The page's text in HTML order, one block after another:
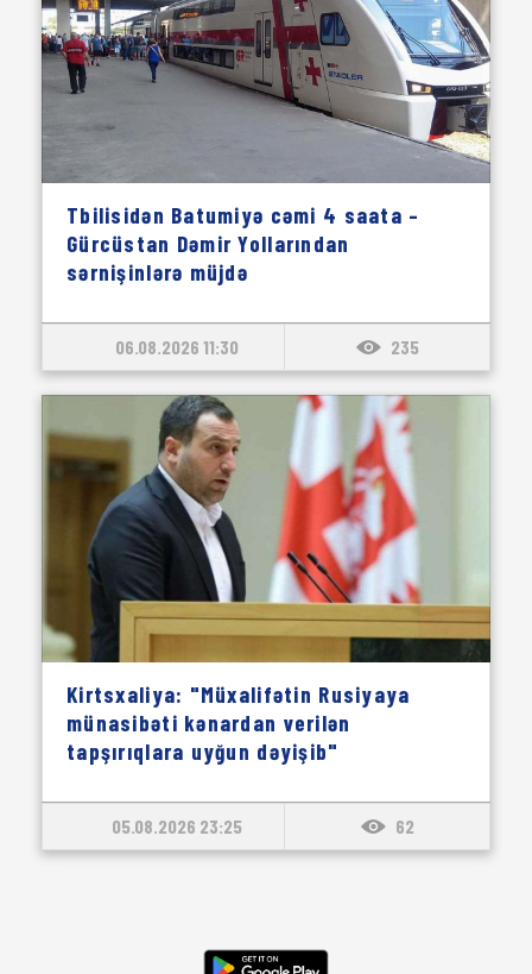
Tbilisidən Batumiyə cəmi 4 saata –
Gürcüstan Dəmir Yollarından
sərnişinlərə müjdə
06.08.2026 11:30 235
Kirtsxaliya: "Müxalifətin Rusiyaya
münasibəti kənardan verilən
tapşırıqlara uyğun dəyişib"
05.08.2026 23:25 62